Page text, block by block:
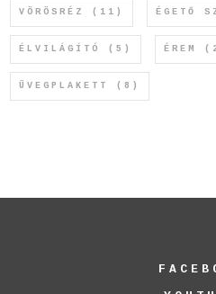
VÖRÖSRÉZ (11) ÉGETŐ
ÉLVILÁGÍTÓ (5) ÉREM
ÜVEGPLAKETT (8)